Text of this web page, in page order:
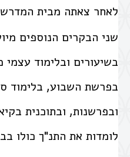
לאחר צאתה מבית המדרש.
שני הבקרים הנוספים
בשיעורים ובלימוד עצמי
בפרשת השבוע, בלימוד
ובפרשנות, ובתוכנית
לומדות את התנ"ך כולו